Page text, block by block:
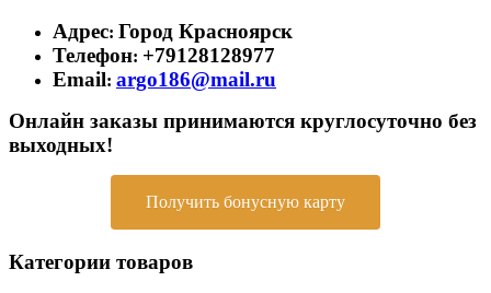
Адрес: Город Красноярск
Телефон: +79128128977
Email: argo186@mail.ru
Онлайн заказы принимаются круглосуточно без
выходных!
Получить бонусную карту
Категории товаров